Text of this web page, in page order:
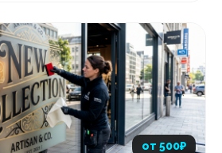
от 500₽